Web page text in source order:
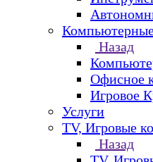
Назад
Офисное
Игровое
Услуги
TV, Игровые
Назад